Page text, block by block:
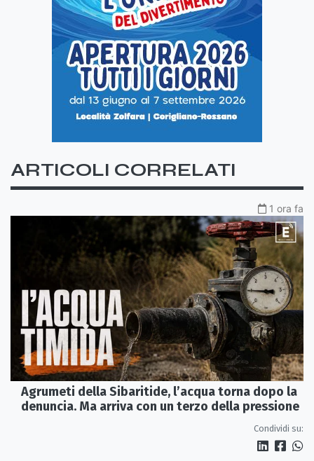
ARTICOLI CORRELATI
1 ora fa
Agrumeti della Sibaritide, l’acqua torna dopo la
denuncia. Ma arriva con un terzo della pressione
Condividi su: